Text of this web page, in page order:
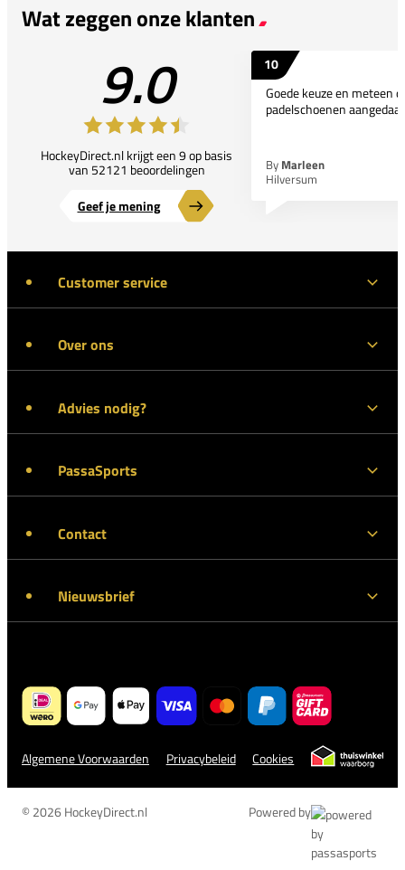
Wat zeggen onze klanten
9.0
HockeyDirect.nl krijgt een 9 op basis
van 52121 beoordelingen
Geef je mening
10
Goede keuze en meteen
padelschoenen
By Marleen
Hilversum
Customer service
Over ons
Advies nodig?
PassaSports
Contact
Nieuwsbrief
Algemene Voorwaarden Privacybeleid Cookies
© 2026 HockeyDirect.nl Powered by